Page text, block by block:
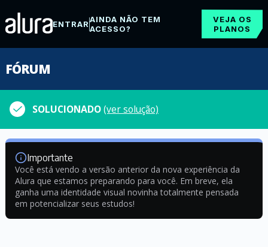
ENTRARAINDA NÃO TEM
ACESSO?
VEJA OS
PLANOS
FÓRUM
SOLUCIONADO(ver solução)
Importante
Você está vendo a versão anterior da nova experiência da
Alura que estamos preparando para você. Em breve, ela
ganha uma identidade visual novinha totalmente pensada
em potencializar seus estudos!